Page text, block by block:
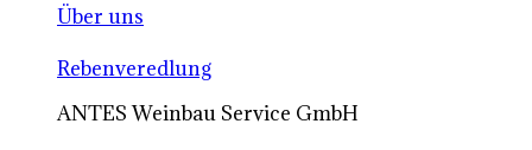
Über uns
Rebenveredlung
ANTES Weinbau Service GmbH